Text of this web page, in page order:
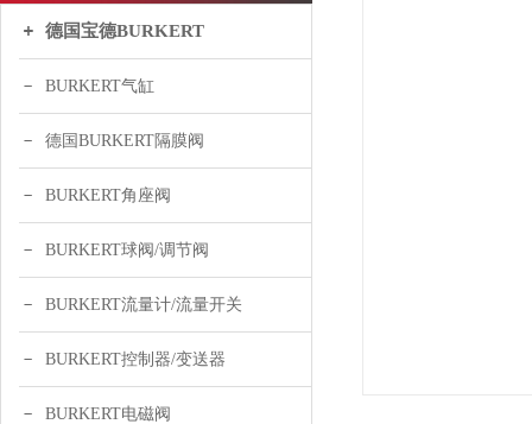
德国宝德BURKERT
BURKERT气缸
德国BURKERT隔膜阀
BURKERT角座阀
BURKERT球阀/调节阀
BURKERT流量计/流量开关
BURKERT控制器/变送器
BURKERT电磁阀